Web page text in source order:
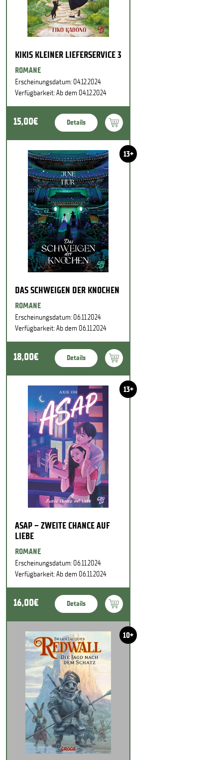
KIKIS KLEINER LIEFERSERVICE 3
ROMANE
Erscheinungsdatum: 04.12.2024
Verfügbarkeit: Ab dem 04.12.2024
15,00€ Details
13+
DAS SCHWEIGEN DER KNOCHEN
ROMANE
Erscheinungsdatum: 06.11.2024
Verfügbarkeit: Ab dem 06.11.2024
18,00€ Details
13+
ASAP – ZWEITE CHANCE AUF
LIEBE
ROMANE
Erscheinungsdatum: 06.11.2024
Verfügbarkeit: Ab dem 06.11.2024
16,00€ Details
10+